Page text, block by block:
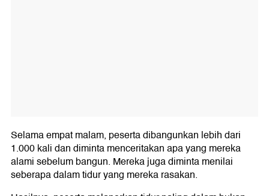
Selama empat malam, peserta dibangunkan lebih dari
1.000 kali dan diminta menceritakan apa yang mereka
alami sebelum bangun. Mereka juga diminta menilai
seberapa dalam tidur yang mereka rasakan.